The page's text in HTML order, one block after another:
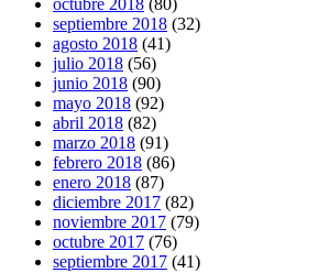
septiembre 2018 (32)
agosto 2018 (41)
julio 2018 (56)
junio 2018 (90)
mayo 2018 (92)
abril 2018 (82)
marzo 2018 (91)
febrero 2018 (86)
enero 2018 (87)
diciembre 2017 (82)
noviembre 2017 (79)
octubre 2017 (76)
septiembre 2017 (41)